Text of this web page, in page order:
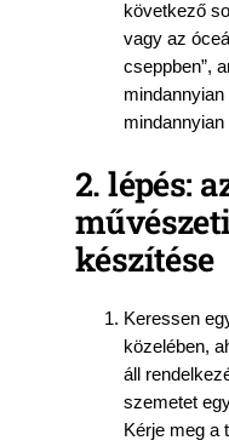
következő
vagy az
cseppben”,
2. lépés:
készítése
Keressen
közelében,
áll
szemetet
Kérje meg a